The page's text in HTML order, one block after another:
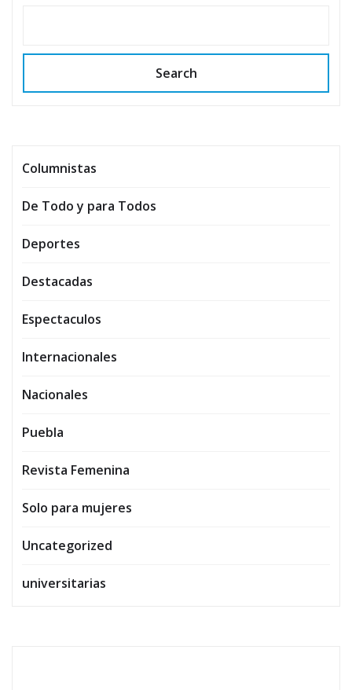
Search
Columnistas
De Todo y para Todos
Deportes
Destacadas
Espectaculos
Internacionales
Nacionales
Puebla
Revista Femenina
Solo para mujeres
Uncategorized
universitarias